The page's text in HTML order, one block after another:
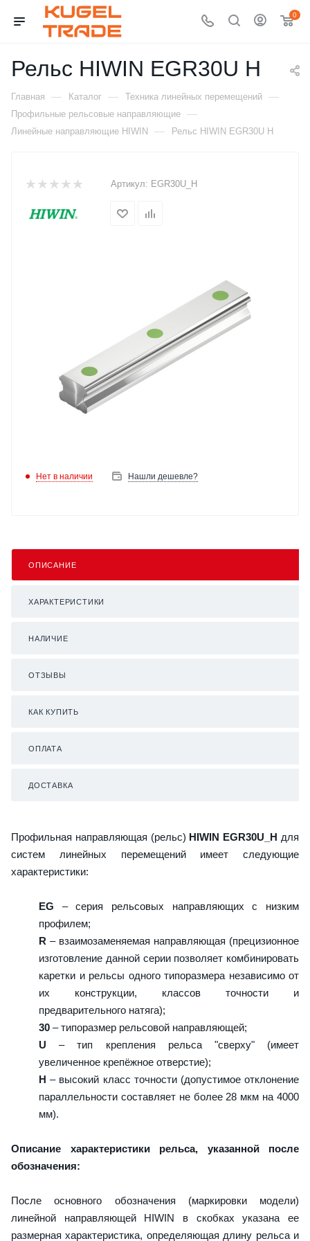
0
Рельс HIWIN EGR30U H
Главная — Каталог — Техника линейных перемещений —
Профильные рельсовые направляющие —
Линейные направляющие HIWIN — Рельс HIWIN EGR30U H
Артикул: EGR30U_H
Нет в наличии Нашли дешевле?
ОПИСАНИЕ
ХАРАКТЕРИСТИКИ
НАЛИЧИЕ
ОТЗЫВЫ
КАК КУПИТЬ
ОПЛАТА
ДОСТАВКА
Профильная направляющая (рельс) HIWIN EGR30U_H для
систем линейных перемещений имеет следующие
характеристики:
EG – серия рельсовых направляющих с низким
профилем;
R – взаимозаменяемая направляющая (прецизионное
изготовление данной серии позволяет комбинировать
каретки и рельсы одного типоразмера независимо от
их конструкции, классов точности и
предварительного натяга);
30 – типоразмер рельсовой направляющей;
U – тип крепления рельса "сверху" (имеет
увеличенное крепёжное отверстие);
H – высокий класс точности (допустимое отклонение
параллельности составляет не более 28 мкм на 4000
мм).
Описание характеристики рельса, указанной после
обозначения:
После основного обозначения (маркировки модели)
линейной направляющей HIWIN в скобках указана ее
размерная характеристика, определяющая длину рельса и